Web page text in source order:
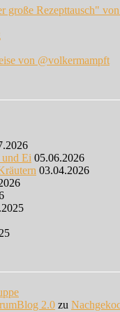
und Ei 05.06.2026
03.04.2026
2.0 zu